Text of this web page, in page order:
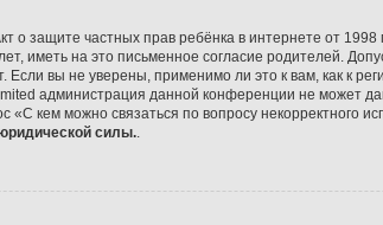
о защите частных прав ребёнка в интернете от
иметь на это письменное согласие родителей.
вы не уверены, применимо ли это к вам, как к
администрация данной конференции не может
«С кем можно связаться по вопросу некорректного
силы..